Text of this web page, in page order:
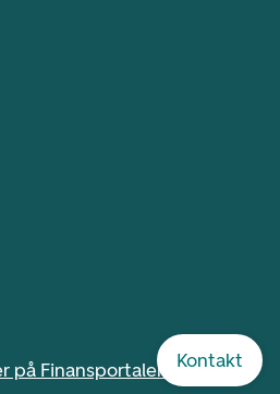
Kontakt
på Finansportalen.no